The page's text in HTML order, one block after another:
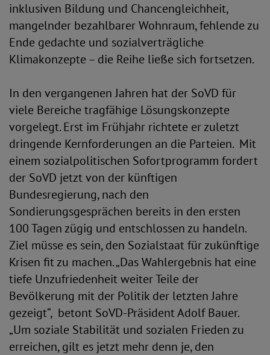
inklusiven Bildung und Chancengleichheit,
mangelnder bezahlbarer Wohnraum, fehlende zu
Ende gedachte und sozialverträgliche
Klimakonzepte – die Reihe ließe sich fortsetzen.
In den vergangenen Jahren hat der SoVD für
viele Bereiche tragfähige Lösungskonzepte
vorgelegt. Erst im Frühjahr richtete er zuletzt
dringende Kernforderungen an die Parteien. Mit
einem sozialpolitischen Sofortprogramm fordert
der SoVD jetzt von der künftigen
Bundesregierung, nach den
Sondierungsgesprächen bereits in den ersten
100 Tagen zügig und entschlossen zu handeln.
Ziel müsse es sein, den Sozialstaat für zukünftige
Krisen fit zu machen. „Das Wahlergebnis hat eine
tiefe Unzufriedenheit weiter Teile der
Bevölkerung mit der Politik der letzten Jahre
gezeigt“, betont SoVD-Präsident Adolf Bauer.
„Um soziale Stabilität und sozialen Frieden zu
erreichen, gilt es jetzt mehr denn je, den